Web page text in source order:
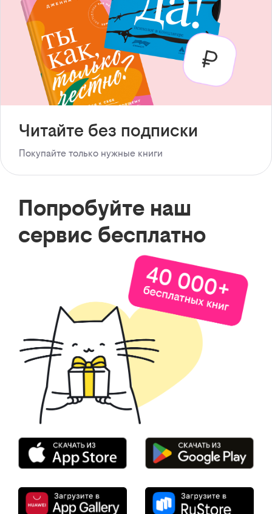
Читайте без подписки
Покупайте только нужные книги
Попробуйте наш
сервис бесплатно